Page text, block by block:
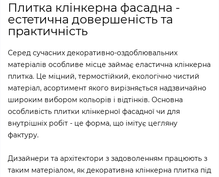
Плитка клінкерна фасадна -
естетична довершеність та
практичність
Серед сучасних декоративно-оздоблювальних
матеріалів особливе місце займає еластична клінкерна
плитка. Це міцний, термостійкий, екологічно чистий
матеріал, асортимент якого вирізняється надзвичайно
широким вибором кольорів і відтінків. Основна
особливість плитки клінкерної фасадної чи для
внутрішніх робіт - це форма, що імітує цегляну
фактуру.
Дизайнери та архітектори з задоволенням працюють з
таким матеріалом, як декоративна клінкерна плитка під